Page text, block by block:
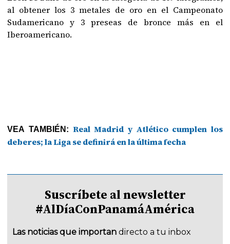
al obtener los 3 metales de oro en el Campeonato
Sudamericano y 3 preseas de bronce más en el
Iberoamericano.
VEA TAMBIÉN: Real Madrid y Atlético cumplen los
deberes; la Liga se definirá en la última fecha
Suscríbete al newsletter
#AlDíaConPanamáAmérica
Las noticias que importan directo a tu inbox